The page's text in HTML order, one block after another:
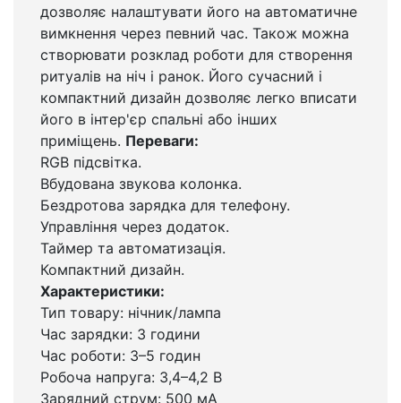
дозволяє налаштувати його на автоматичне
вимкнення через певний час. Також можна
створювати розклад роботи для створення
ритуалів на ніч і ранок. Його сучасний і
компактний дизайн дозволяє легко вписати
його в інтер'єр спальні або інших
приміщень. Переваги:
RGB підсвітка.
Вбудована звукова колонка.
Бездротова зарядка для телефону.
Управління через додаток.
Таймер та автоматизація.
Компактний дизайн.
Характеристики:
Тип товару: нічник/лампа
Час зарядки: 3 години
Час роботи: 3–5 годин
Робоча напруга: 3,4–4,2 В
Зарядний струм: 500 мА